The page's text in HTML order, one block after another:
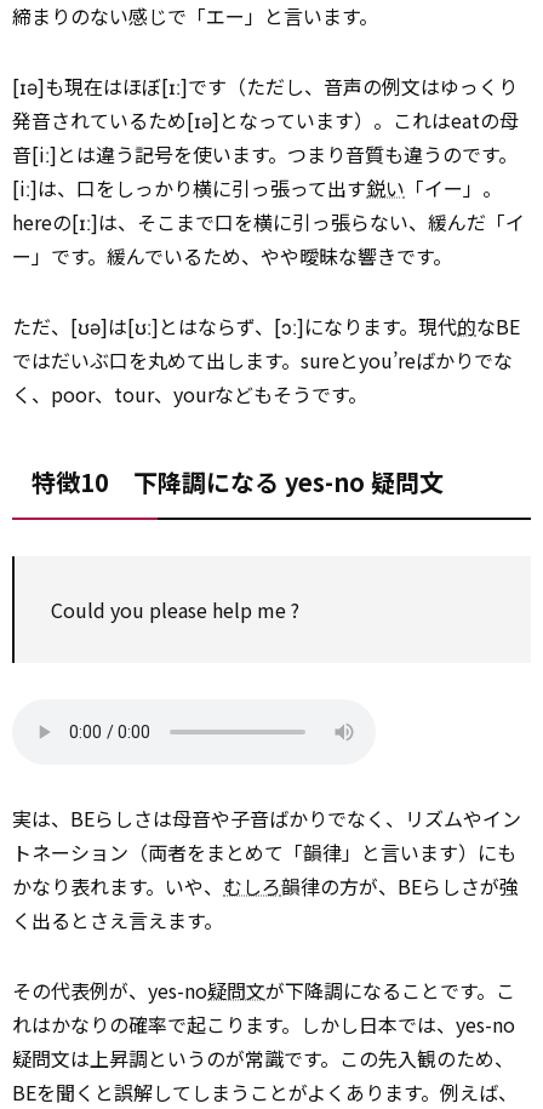
締まりのない感じで「エー」と言います。
[ɪə]も現在はほぼ[ɪː]です（ただし、音声の例文はゆっくり
発音されているため[ɪə]となっています）。これはeatの母
音[iː]とは違う記号を使います。つまり音質も違うのです。
[iː]は、口をしっかり横に引っ張って出す鋭い 「イー」。
hereの[ɪː]は、そこまで口を横に引っ張らない、緩んだ「イ
ー」です。緩んでいるため、やや曖昧な響きです。
ただ、[ʊə]は[ʊː]とはならず、[ɔː]になります。現代的なBE
ではだいぶ口を丸めて出します。sureとyou’reばかりでな
く、poor、tour、yourなどもそうです。
特徴10 下降調になる yes-no 疑問文
Could you please help me ?
実は、BEらしさは母音や子音ばかりでなく、リズムやイン
トネーション（両者をまとめて「韻律」と言います）にも
かなり表れます。いや、 むしろ韻律の方が、BEらしさが強
く出るとさえ言えます。
その代表例が、yes-no疑問文が下降調になることです。こ
れはかなりの確率で起こります。しかし日本では、yes-no
疑問文は上昇調というのが常識です。この先入観のため、
BEを聞くと誤解してしまうことがよくあります。例えば、